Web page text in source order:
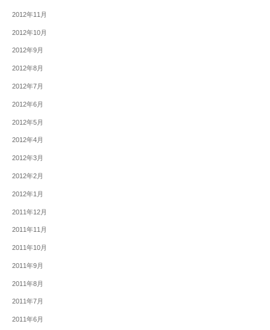
2012年11月
2012年10月
2012年9月
2012年8月
2012年7月
2012年6月
2012年5月
2012年4月
2012年3月
2012年2月
2012年1月
2011年12月
2011年11月
2011年10月
2011年9月
2011年8月
2011年7月
2011年6月